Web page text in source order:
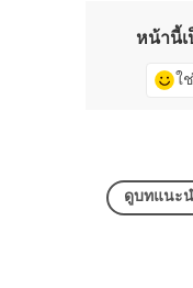
หน้านี้
ใ
ดูบทแนะน